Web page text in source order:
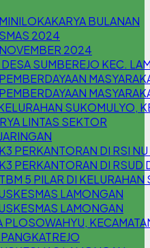
BULANAN
2024
2024
SUMBEREJO KEC.
SUKOMULYO,
LINTAS SEKTOR
PERKANTORAN DI RSI
PERKANTORAN DI
5 PILAR DI
LAMONGAN
LAMONGAN
PLOSOWAHYU,